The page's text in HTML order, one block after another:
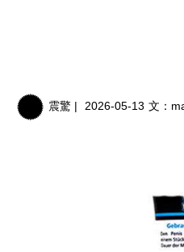
震驚 | 2026-05-13 文：